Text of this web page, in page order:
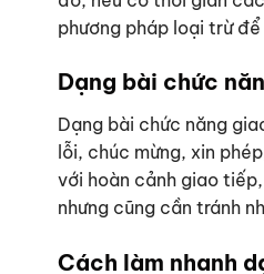
phương pháp loại trừ
Dạng bài chức
Dạng bài chức năng
lỗi, chúc mừng, xin
với hoàn cảnh giao
nhưng cũng cần tránh
Cách làm nhanh